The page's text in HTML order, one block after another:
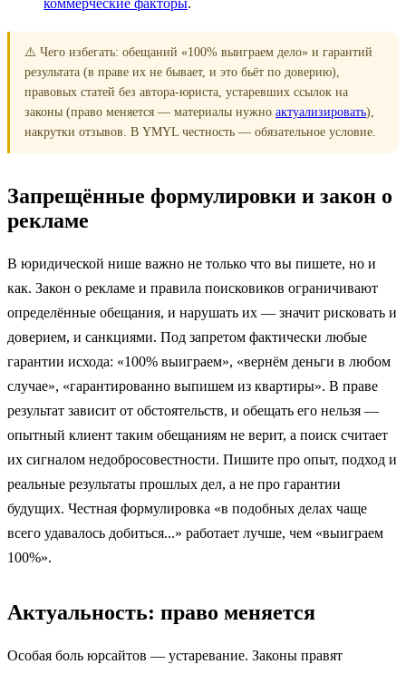
⚠️ Чего избегать: обещаний «100% выиграем дело» и гарантий
результата (в праве их не бывает, и это бьёт по доверию),
правовых статей без автора-юриста, устаревших ссылок на
законы (право меняется — материалы нужно актуализировать),
накрутки отзывов. В YMYL честность — обязательное условие.
Запрещённые формулировки и закон о
рекламе
В юридической нише важно не только что вы пишете, но и
как. Закон о рекламе и правила поисковиков ограничивают
определённые обещания, и нарушать их — значит рисковать и
доверием, и санкциями. Под запретом фактически любые
гарантии исхода: «100% выиграем», «вернём деньги в любом
случае», «гарантированно выпишем из квартиры». В праве
результат зависит от обстоятельств, и обещать его нельзя —
опытный клиент таким обещаниям не верит, а поиск считает
их сигналом недобросовестности. Пишите про опыт, подход и
реальные результаты прошлых дел, а не про гарантии
будущих. Честная формулировка «в подобных делах чаще
всего удавалось добиться...» работает лучше, чем «выиграем
100%».
Актуальность: право меняется
Особая боль юрсайтов — устаревание. Законы правят